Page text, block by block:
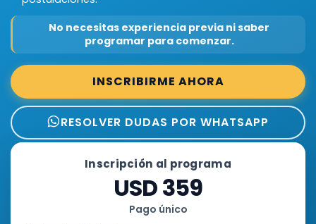
No necesitas experiencia previa ni saber
programar para comenzar.
INSCRIBIRME AHORA
RESOLVER DUDAS POR WHATSAPP
Inscripción al programa
USD 359
Pago único